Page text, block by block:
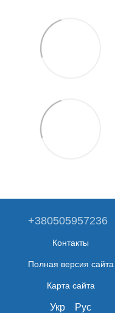
+380505957236
Контакты
Полная версия сайта
Карта сайта
Укр Рус